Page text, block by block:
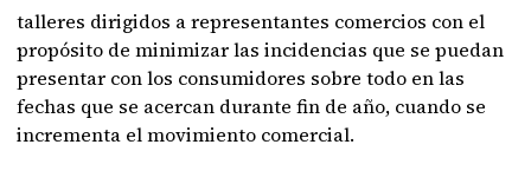
talleres dirigidos a representantes comercios con el
propósito de minimizar las incidencias que se puedan
presentar con los consumidores sobre todo en las
fechas que se acercan durante fin de año, cuando se
incrementa el movimiento comercial.